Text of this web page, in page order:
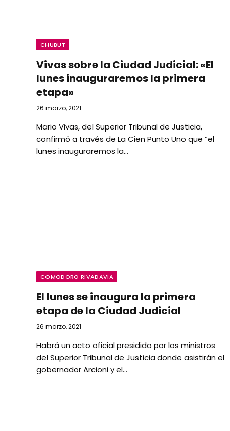
CHUBUT
Vivas sobre la Ciudad Judicial: «El
lunes inauguraremos la primera
etapa»
26 marzo, 2021
Mario Vivas, del Superior Tribunal de Justicia,
confirmó a través de La Cien Punto Uno que “el
lunes inauguraremos la…
COMODORO RIVADAVIA
El lunes se inaugura la primera
etapa de la Ciudad Judicial
26 marzo, 2021
Habrá un acto oficial presidido por los ministros
del Superior Tribunal de Justicia donde asistirán el
gobernador Arcioni y el…